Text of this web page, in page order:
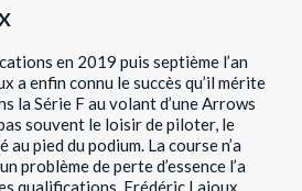
en 2019 puis septième l’an
a enfin connu le succès qu’il mérite
la Série F au volant d’une Arrows
souvent le loisir de piloter, le
pied du podium. La course n’a
problème de perte d’essence l’a
qualifications. Frédéric Lajoux